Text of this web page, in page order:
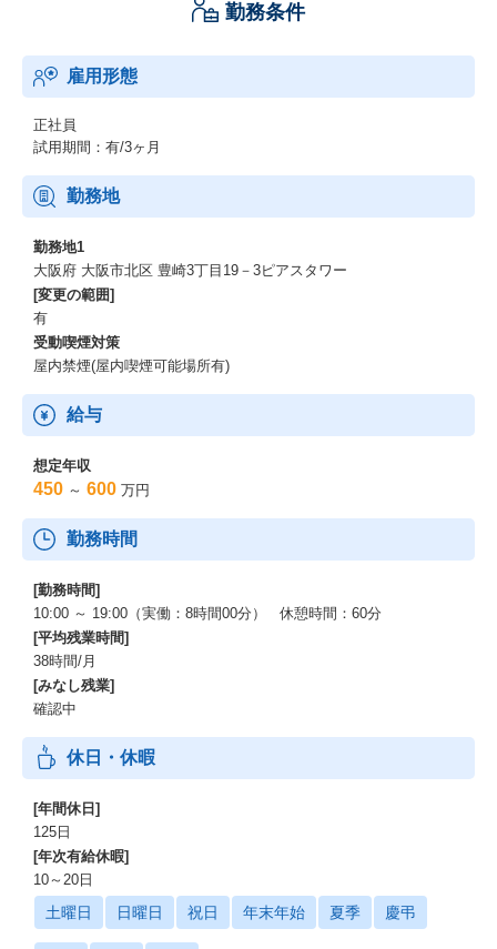
勤務条件
雇用形態
正社員
試用期間：有/3ヶ月
勤務地
勤務地1
大阪府 大阪市北区 豊崎3丁目19－3ピアスタワー
[変更の範囲]
有
受動喫煙対策
屋内禁煙(屋内喫煙可能場所有)
給与
想定年収
450 ～ 600 万円
勤務時間
[勤務時間]
10:00 ～ 19:00（実働：8時間00分） 休憩時間：60分
[平均残業時間]
38時間/月
[みなし残業]
確認中
休日・休暇
[年間休日]
125日
[年次有給休暇]
10～20日
土曜日 日曜日 祝日 年末年始 夏季 慶弔